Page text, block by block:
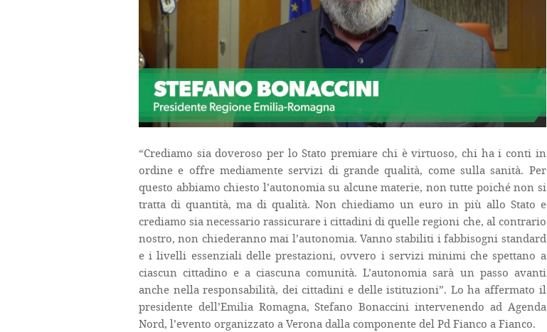
“Crediamo sia doveroso per lo Stato premiare chi è virtuoso, chi ha i conti in
ordine e offre mediamente servizi di grande qualità, come sulla sanità. Per
questo abbiamo chiesto l’autonomia su alcune materie, non tutte poiché non si
tratta di quantità, ma di qualità. Non chiediamo un euro in più allo Stato e
crediamo sia necessario rassicurare i cittadini di quelle regioni che, al contrario
nostro, non chiederanno mai l’autonomia. Vanno stabiliti i fabbisogni standard
e i livelli essenziali delle prestazioni, ovvero i servizi minimi che spettano a
ciascun cittadino e a ciascuna comunità. L’autonomia sarà un passo avanti
anche nella responsabilità, dei cittadini e delle istituzioni”. Lo ha affermato il
presidente dell’Emilia Romagna, Stefano Bonaccini intervenendo ad Agenda
Nord, l’evento organizzato a Verona dalla componente del Pd Fianco a Fianco.